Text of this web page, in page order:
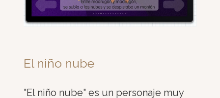
El niño nube
"El niño nube" es un personaje muy